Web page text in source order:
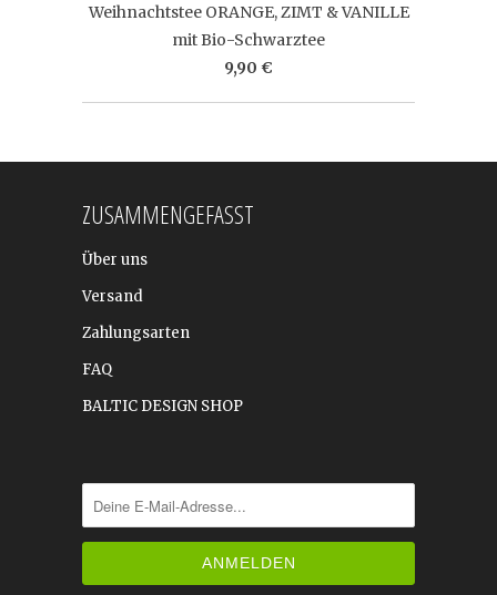
Weihnachtstee ORANGE, ZIMT & VANILLE
mit Bio-Schwarztee
9,90 €
ZUSAMMENGEFASST
Über uns
Versand
Zahlungsarten
FAQ
BALTIC DESIGN SHOP